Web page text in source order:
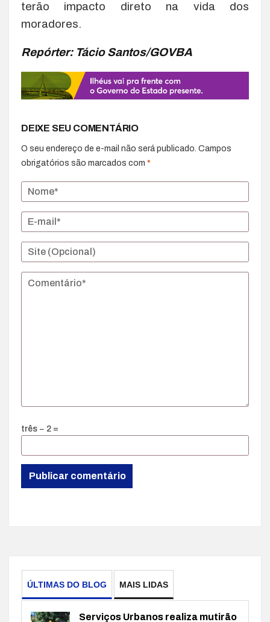
terão impacto direto na vida dos
moradores.
Repórter: Tácio Santos/GOVBA
DEIXE SEU COMENTÁRIO
O seu endereço de e-mail não será publicado. Campos
obrigatórios são marcados com *
três − 2 =
ÚLTIMAS DO BLOG MAIS LIDAS
Serviços Urbanos realiza mutirão